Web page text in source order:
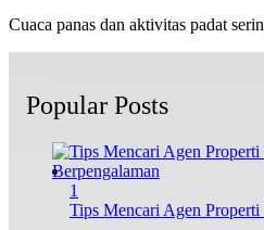
Cuaca panas dan aktivitas padat
Popular Posts
1
Tips Mencari Agen